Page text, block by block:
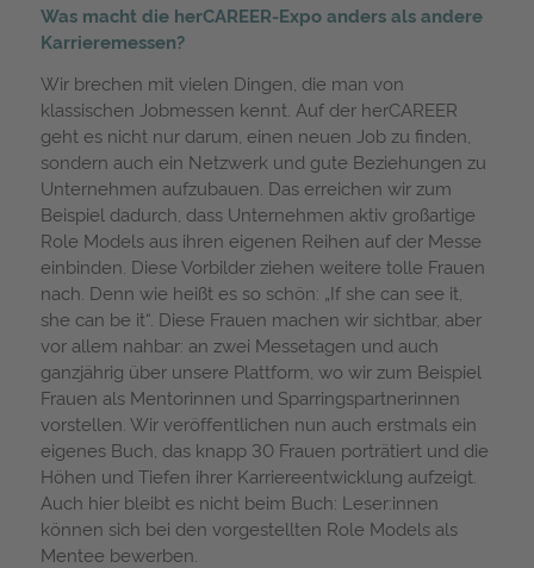
Was macht die herCAREER-Expo anders als andere
Karrieremessen?
Wir brechen mit vielen Dingen, die man von
klassischen Jobmessen kennt. Auf der herCAREER
geht es nicht nur darum, einen neuen Job zu finden,
sondern auch ein Netzwerk und gute Beziehungen zu
Unternehmen aufzubauen. Das erreichen wir zum
Beispiel dadurch, dass Unternehmen aktiv großartige
Role Models aus ihren eigenen Reihen auf der Messe
einbinden. Diese Vorbilder ziehen weitere tolle Frauen
nach. Denn wie heißt es so schön: „If she can see it,
she can be it“. Diese Frauen machen wir sichtbar, aber
vor allem nahbar: an zwei Messetagen und auch
ganzjährig über unsere Plattform, wo wir zum Beispiel
Frauen als Mentorinnen und Sparringspartnerinnen
vorstellen. Wir veröffentlichen nun auch erstmals ein
eigenes Buch, das knapp 30 Frauen porträtiert und die
Höhen und Tiefen ihrer Karriereentwicklung aufzeigt.
Auch hier bleibt es nicht beim Buch: Leser:innen
können sich bei den vorgestellten Role Models als
Mentee bewerben.